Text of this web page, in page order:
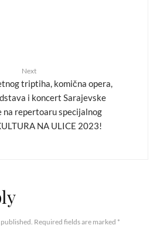
Next
triptiha, komična opera,
i koncert Sarajevske
na repertoaru specijalnog
NA ULICE 2023!
Required fields are marked *